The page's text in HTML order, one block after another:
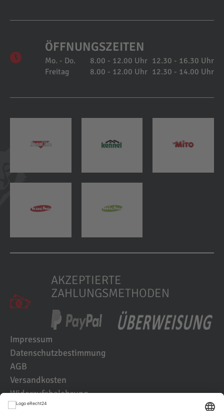
ÖFFNUNGSZEITEN
Mo. - Do. 8.00 - 12.00 Uhr 12.30 - 16.30 Uhr
Freitag
8.00 - 12.00 Uhr 12.30 - 14.00 Uhr
AKZEPTIERTE
ZAHLUNGSMETHODEN
Impressum
Datenschutzbestimmung
AGB
Versandkosten
Widerrufsbelehrung
Kundenbewertungen